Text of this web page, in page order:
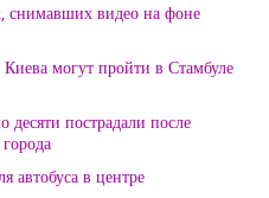
снимавших видео на фоне
могут пройти в Стамбуле
десяти пострадали после
автобуса в центре